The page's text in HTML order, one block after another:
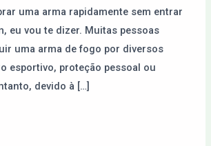
uma arma rapidamente sem entrar
eu vou te dizer. Muitas pessoas
uma arma de fogo por diversos
esportivo, proteção pessoal ou
devido à […]